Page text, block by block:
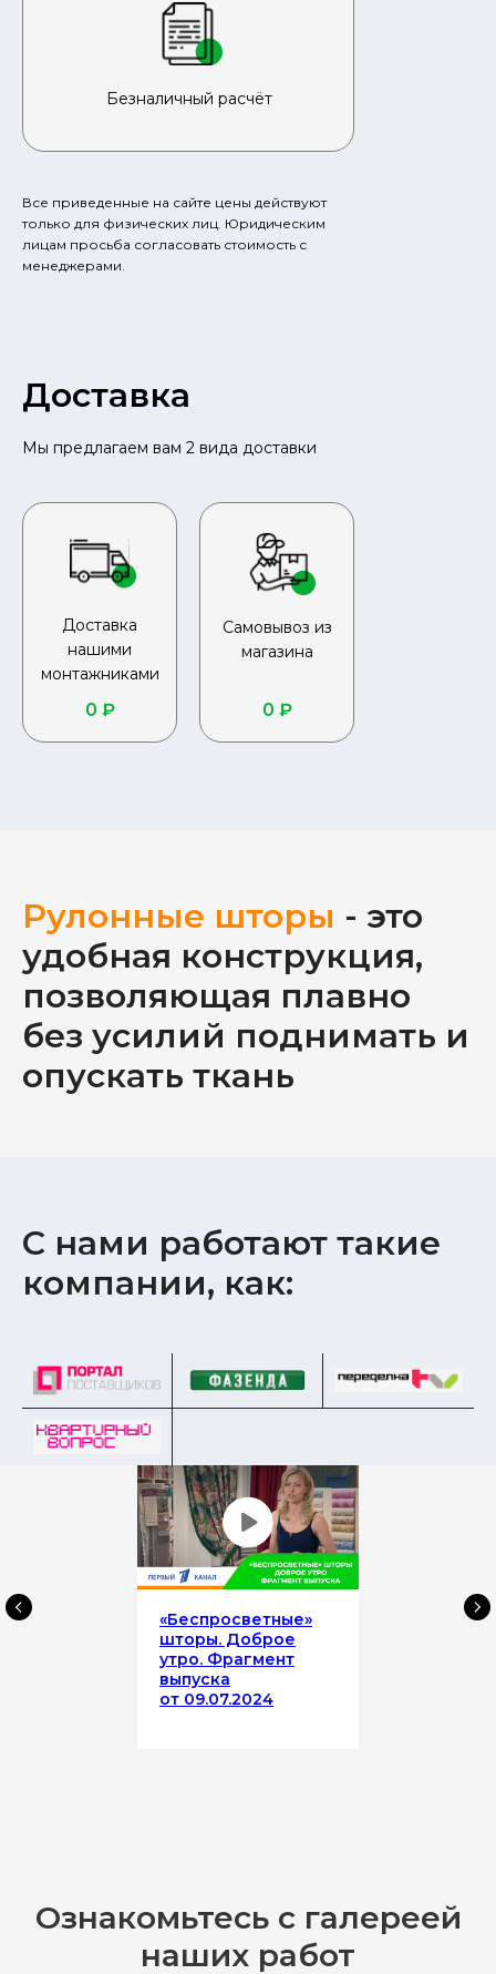
Безналичный расчёт
Все приведенные на сайте цены действуют
только для физических лиц. Юридическим
лицам просьба согласовать стоимость с
менеджерами.
Доставка
Мы предлагаем вам 2 вида доставки
Доставка
нашими
монтажниками
Самовывоз из
магазина
0 ₽ 0 ₽
Рулонные шторы - это
удобная конструкция,
позволяющая плавно
без усилий поднимать и
опускать ткань
С нами работают такие
компании, как:
«Беспросветные»
шторы. Доброе
утро. Фрагмент
выпуска
от 09.07.2024
Ознакомьтесь с галереей
наших работ